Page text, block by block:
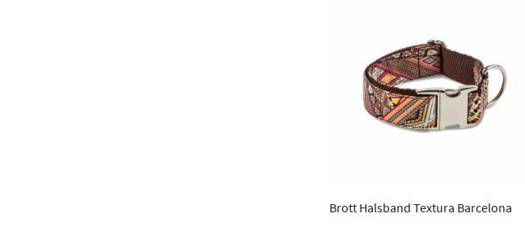
Brott Halsband Textura Barcelona